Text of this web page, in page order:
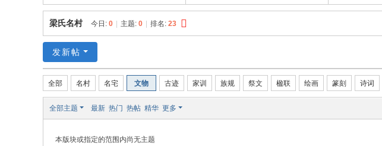
梁氏名村 今日: 0 主题: 0 排名: 23
发新帖
全部 名村 名宅 文物 古迹 家训 族规 祭文 楹联 绘画 篆刻 诗词
全部主题 最新 热门 热帖 精华 更多
本版块或指定的范围内尚无主题